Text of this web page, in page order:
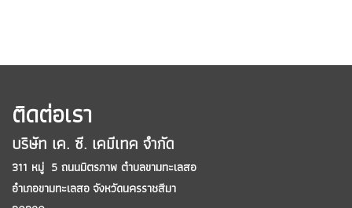
ติดต่อเรา
บริษัท เค. ซี. เคมีเทค จำกัด
311 หมู่ 5 ถนนมิตรภาพ ตำบลขามทะเลสอ
อำเภอขามทะเลสอ จังหวัดนครราชสีมา